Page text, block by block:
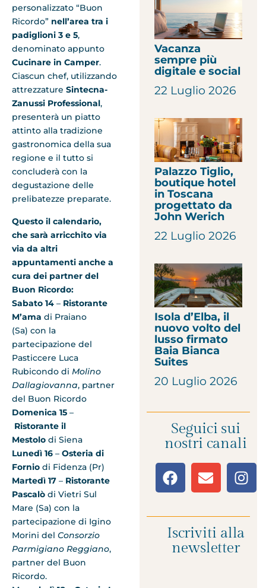
personalizzato “Buon
Ricordo” nell’area tra i
padiglioni 3 e 5,
denominato appunto
Cucinare in Camper.
Ciascun chef, utilizzando
attrezzature Sintecna-
Zanussi Professional,
presenterà un piatto
attinto alla tradizione
gastronomica della sua
regione e il tutto si
concluderà con la
degustazione delle
prelibatezze preparate.
Questo il calendario,
che sarà arricchito via
via da altri
appuntamenti anche a
cura dei partner del
Buon Ricordo:
Sabato 14 – Ristorante
M’ama di Praiano
(Sa) con la
partecipazione del
Pasticcere Luca
Rubicondo di Molino
Dallagiovanna, partner
del Buon Ricordo
Domenica 15 –
Ristorante il
Mestolo di Siena
Lunedì 16 – Osteria di
Fornio di Fidenza (Pr)
Martedì 17 – Ristorante
Pascalò di Vietri Sul
Mare (Sa) con la
partecipazione di Igino
Morini del Consorzio
Parmigiano Reggiano,
partner del Buon
Ricordo.
Vacanza
sempre più
digitale e social
22 Luglio 2026
Palazzo Tiglio,
boutique hotel
in Toscana
progettato da
John Werich
22 Luglio 2026
Isola d’Elba, il
nuovo volto del
lusso firmato
Baia Bianca
Suites
20 Luglio 2026
Seguici sui
nostri canali
Iscriviti alla
newsletter